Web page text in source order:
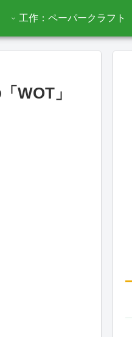
工作：ペーパークラフト
WOT」